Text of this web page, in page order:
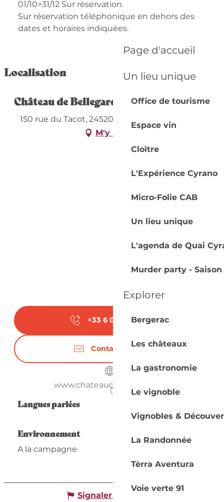
Page d'accueil
Un lieu unique
Office de tourisme
Espace vin
Cloître
L'Expérience Cyrano
Micro-Folie CAB
Un lieu unique
L'agenda de Quai
Murder party - Saison
Explorer
Bergerac
Les châteaux
La gastronomie
Le vignoble
Vignobles &
La Randonnée
Tèrra Aventura
Voie verte 91
01/10>31/12 Sur réservation.
Sur réservation téléphonique en dehors des
dates et horaires indiquées.
Localisation
Château de Bellegarde
150 rue du Tacot, 24520 Lamonzie-Montastruc
M'y rendre
+33 6 09 24 24▒▒
Contactez-nous
www.chateaudebellegarde.fr
Langues parlées
Langues parlées
Environnement
Environnement
A la campagne
Signaler une erreur